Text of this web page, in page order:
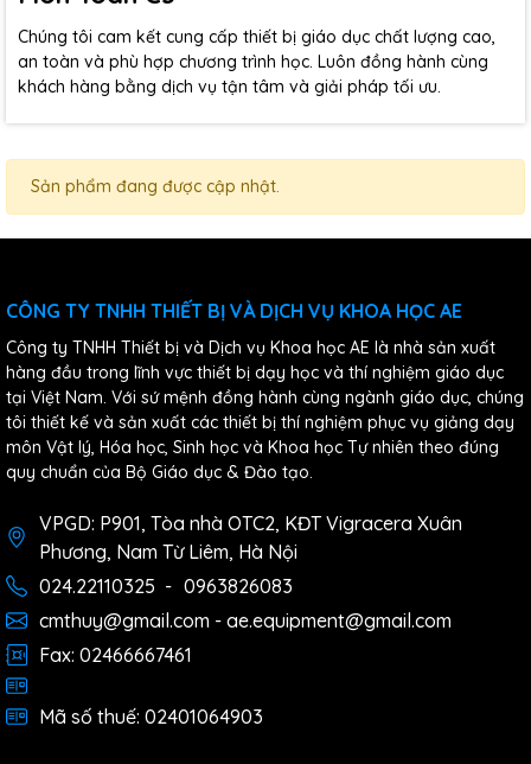
Chúng tôi cam kết cung cấp thiết bị giáo dục chất lượng cao,
an toàn và phù hợp chương trình học. Luôn đồng hành cùng
khách hàng bằng dịch vụ tận tâm và giải pháp tối ưu.
Sản phẩm đang được cập nhật.
CÔNG TY TNHH THIẾT BỊ VÀ DỊCH VỤ KHOA HỌC AE
Công ty TNHH Thiết bị và Dịch vụ Khoa học AE là nhà sản xuất
hàng đầu trong lĩnh vực thiết bị dạy học và thí nghiệm giáo dục
tại Việt Nam. Với sứ mệnh đồng hành cùng ngành giáo dục, chúng
tôi thiết kế và sản xuất các thiết bị thí nghiệm phục vụ giảng dạy
môn Vật lý, Hóa học, Sinh học và Khoa học Tự nhiên theo đúng
quy chuẩn của Bộ Giáo dục & Đào tạo.
VPGD: P901, Tòa nhà OTC2, KĐT Vigracera Xuân
Phương, Nam Từ Liêm, Hà Nội
024.22110325 - 0963826083
cmthuy@gmail.com - ae.equipment@gmail.com
Fax: 02466667461
Mã số thuế: 02401064903